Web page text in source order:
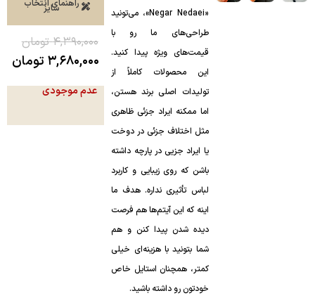
«Negar Nedaei»، می‌تونید
طراحی‌های ما رو با
قیمت‌های ویژه پیدا کنید.
این محصولات کاملاً از
تولیدات اصلی برند هستن،
اما ممکنه ایراد جزئی ظاهری
مثل اختلاف جزئی در دوخت
یا ایراد جزیی در پارچه داشته
باشن که روی زیبایی و کاربرد
لباس تأثیری نداره. هدف ما
اینه که این آیتم‌ها هم فرصت
دیده شدن پیدا کنن و هم
شما بتونید با هزینه‌ای خیلی
کمتر، همچنان استایل خاص
خودتون رو داشته باشید.
راهنمای انتخاب
سایز
۴,۳۹۰,۰۰۰ تومان
۳,۶۸۰,۰۰۰ تومان
عدم موجودی